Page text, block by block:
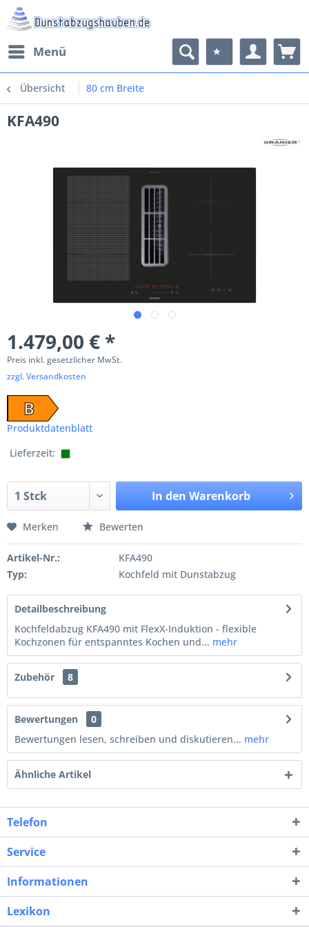
Menü
Übersicht 80 cm Breite
KFA490
1.479,00 € *
Preis inkl. gesetzlicher MwSt.
zzgl. Versandkosten
B
Produktdatenblatt
Lieferzeit:
In den Warenkorb
Merken Bewerten
Artikel-Nr.:
KFA490
Typ:
Kochfeld mit Dunstabzug
Detailbeschreibung
Kochfeldabzug KFA490 mit FlexX-Induktion - flexible
Kochzonen für entspanntes Kochen und... mehr
Zubehör 8
Bewertungen
0
Bewertungen lesen, schreiben und diskutieren... mehr
Ähnliche Artikel
Telefon
Service
Informationen
Lexikon